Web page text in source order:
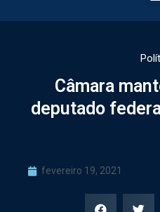
Câmara
deputado
fevereiro 19, 2021